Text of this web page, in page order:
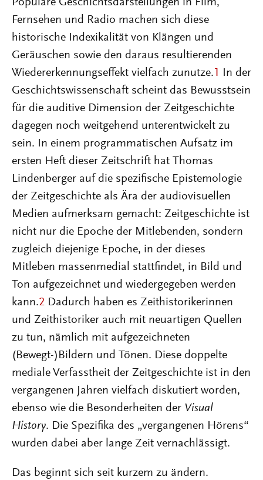
Populäre Geschichtsdarstellungen in Film,
Fernsehen und Radio machen sich diese
historische Indexikalität von Klängen und
Geräuschen sowie den daraus resultierenden
Wiedererkennungseffekt vielfach zunutze. 1 In der
Geschichtswissenschaft scheint das Bewusstsein
für die auditive Dimension der Zeitgeschichte
dagegen noch weitgehend unterentwickelt zu
sein. In einem programmatischen Aufsatz im
ersten Heft dieser Zeitschrift hat Thomas
Lindenberger auf die spezifische Epistemologie
der Zeitgeschichte als Ära der audiovisuellen
Medien aufmerksam gemacht: Zeitgeschichte ist
nicht nur die Epoche der Mitlebenden, sondern
zugleich diejenige Epoche, in der dieses
Mitleben massenmedial stattfindet, in Bild und
Ton aufgezeichnet und wiedergegeben werden
kann.2 Dadurch haben es Zeithistorikerinnen
und Zeithistoriker auch mit neuartigen Quellen
zu tun, nämlich mit aufgezeichneten
(Bewegt-)Bildern und Tönen. Diese doppelte
mediale Verfasstheit der Zeitgeschichte ist in den
vergangenen Jahren vielfach diskutiert worden,
ebenso wie die Besonderheiten der Visual
History. Die Spezifika des „vergangenen Hörens“
wurden dabei aber lange Zeit vernachlässigt.
Das beginnt sich seit kurzem zu ändern.